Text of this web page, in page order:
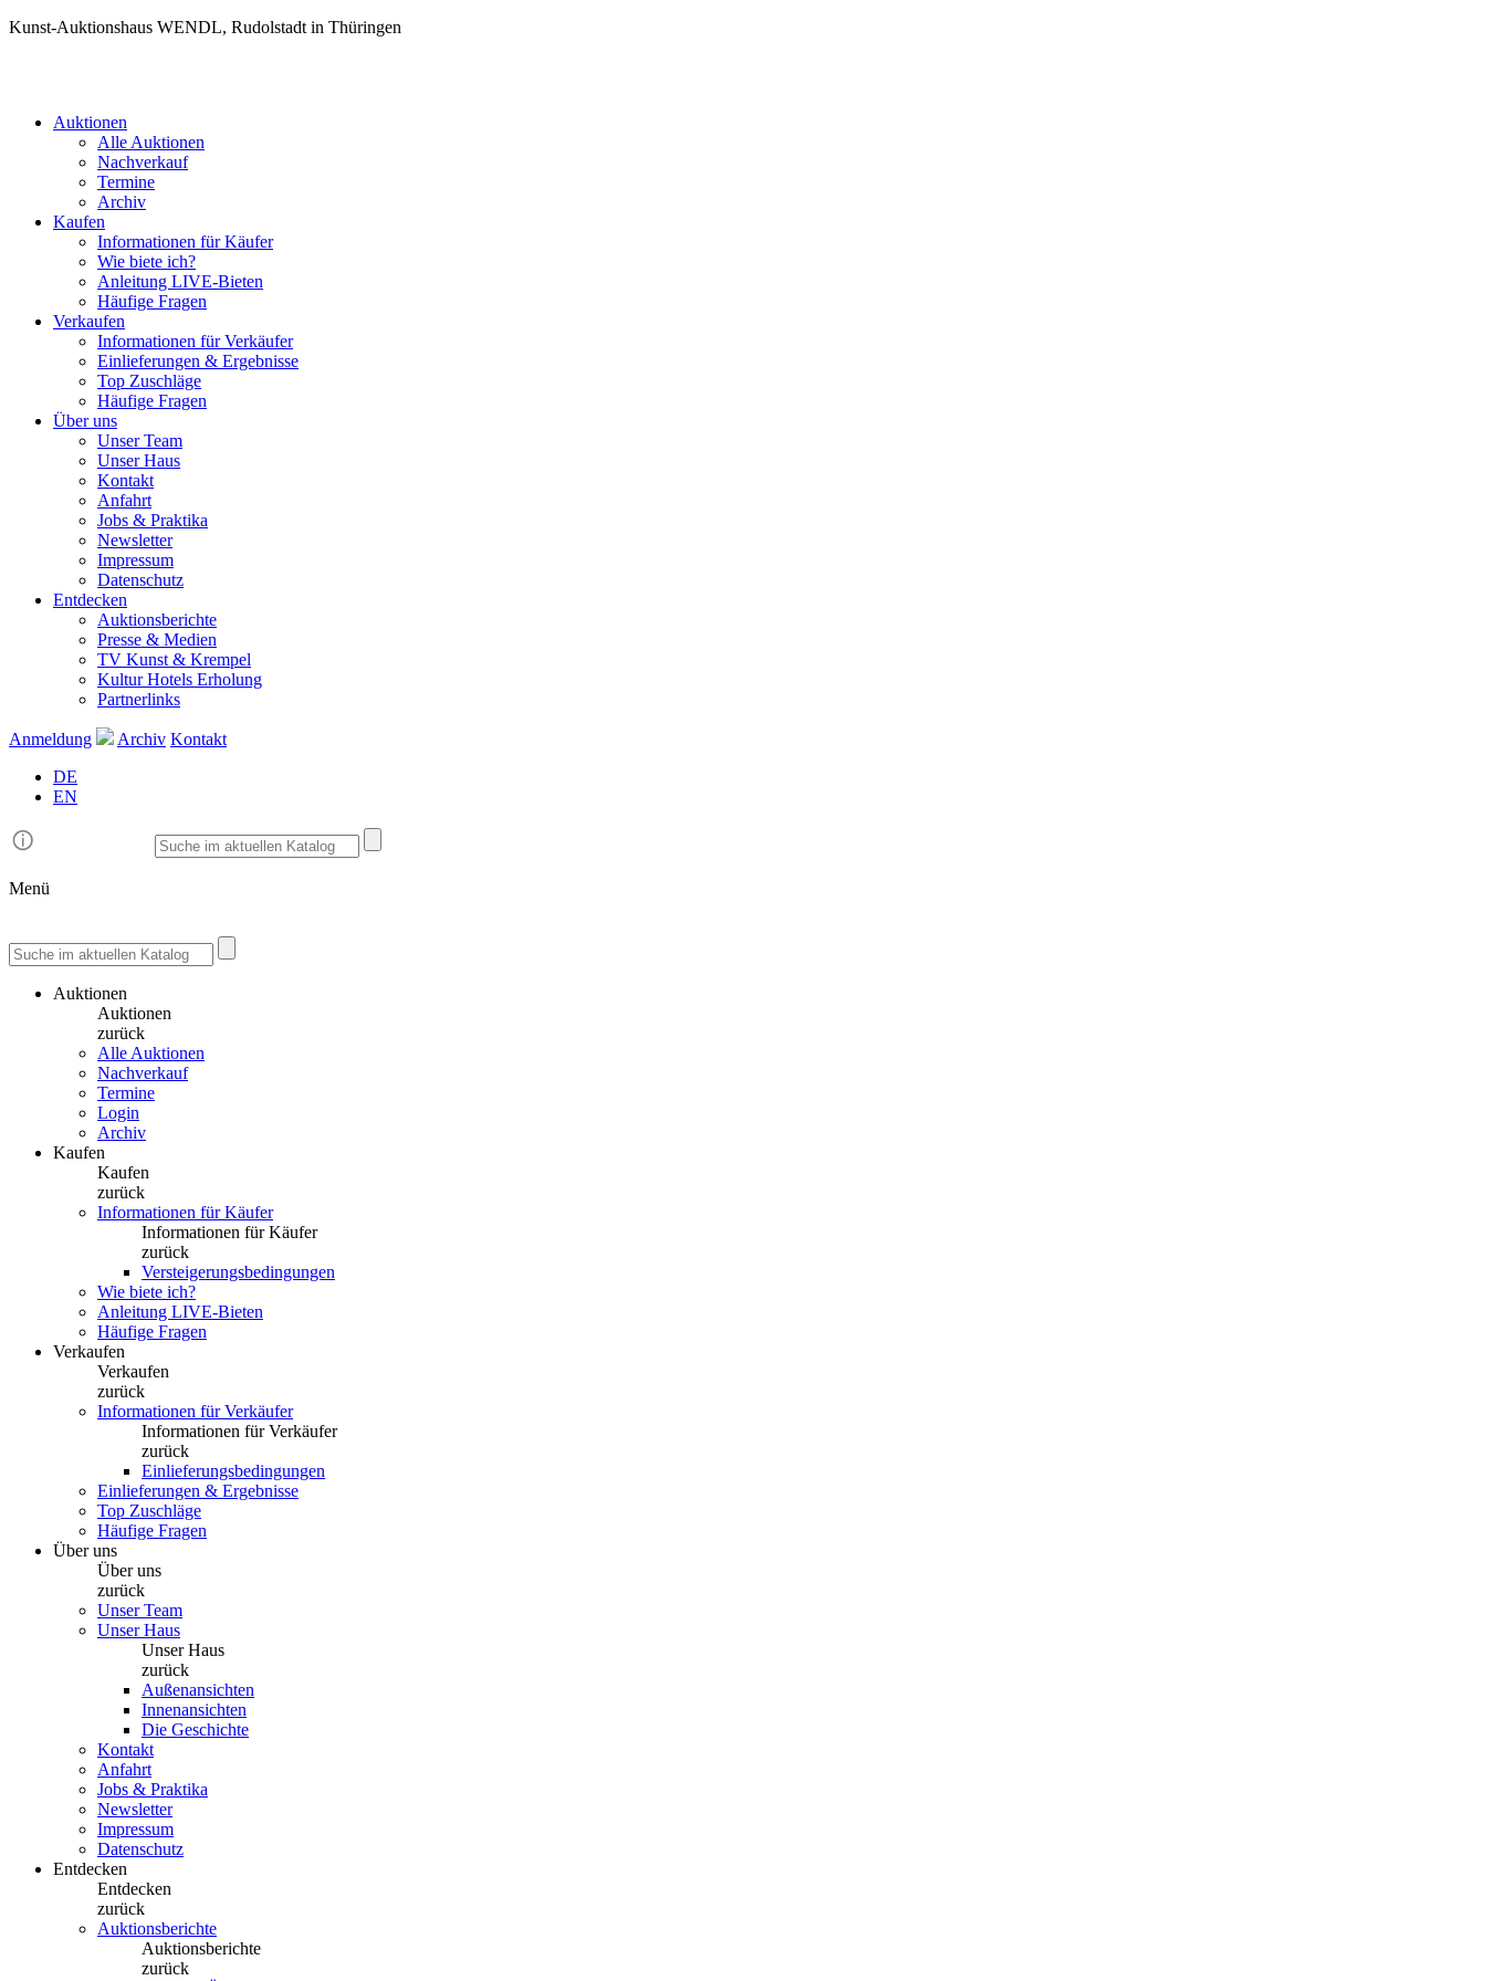
Kunst-Auktionshaus WENDL, Rudolstadt in Thüringen
Auktionen
Alle Auktionen
Nachverkauf
Termine
Archiv
Kaufen
Informationen für Käufer
Wie biete ich?
Anleitung LIVE-Bieten
Häufige Fragen
Verkaufen
Informationen für Verkäufer
Einlieferungen & Ergebnisse
Top Zuschläge
Häufige Fragen
Über uns
Unser Team
Unser Haus
Kontakt
Anfahrt
Jobs & Praktika
Newsletter
Impressum
Datenschutz
Entdecken
Auktionsberichte
Presse & Medien
TV Kunst & Krempel
Kultur Hotels Erholung
Partnerlinks
Anmeldung Archiv Kontakt
DE
EN
Menü
Auktionen
Auktionen
zurück
Alle Auktionen
Nachverkauf
Termine
Login
Archiv
Kaufen
Kaufen
zurück
Informationen für Käufer
Informationen für Käufer
zurück
Versteigerungsbedingungen
Wie biete ich?
Anleitung LIVE-Bieten
Häufige Fragen
Verkaufen
Verkaufen
zurück
Informationen für Verkäufer
Informationen für Verkäufer
zurück
Einlieferungsbedingungen
Einlieferungen & Ergebnisse
Top Zuschläge
Häufige Fragen
Über uns
Über uns
zurück
Unser Team
Unser Haus
Unser Haus
zurück
Außenansichten
Innenansichten
Die Geschichte
Kontakt
Anfahrt
Jobs & Praktika
Newsletter
Impressum
Datenschutz
Entdecken
Entdecken
zurück
Auktionsberichte
Auktionsberichte
zurück